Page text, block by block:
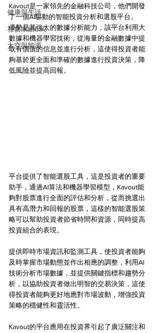
健康與生活
社會永續ESG
太空與能源
Kavout是一家領先的金融科技公司，他們開發
了一個AI驅動的智能投資分析和選股平台。
優勢是其強大的數據分析能力，該平台利用大
數據和機器學習技術，從海量的金融數據中提
取有價值的信息並進行分析，這使得投資者能
夠基於更全面和準確的數據進行投資決策，降
低風險並提高回報。
平台提供了智能選股工具，這是投資者的重要
助手，通過AI算法和機器學習模型，Kavout能
夠對股票進行全面的評估和分析，從而挑選出
具有高潛力和回報的股票，這樣的智能選股策
略可以幫助投資者節省時間和資源，同時提高
投資組合的表現。
提供即時市場資訊和監測工具，使投資者能夠
及時掌握市場動態並作出相應的調整，利用AI
技術分析市場數據，並提供關鍵指標和趨勢分
析，以協助投資者做出明智的交易決策，這使
得投資者能夠更好地應對市場波動，增強投資
策略的穩健性和靈活性。
Kavout的平台應用在投資界引起了廣泛關注和